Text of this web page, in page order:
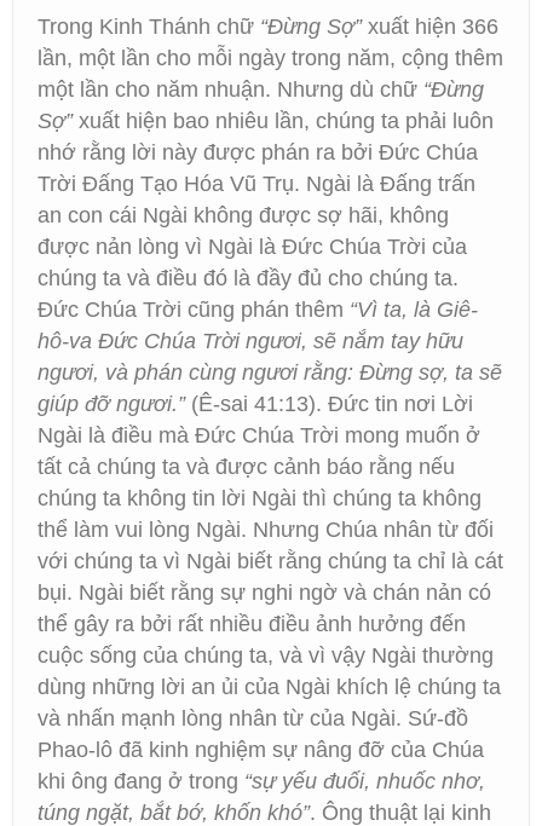
Trong Kinh Thánh chữ “Đừng Sợ”xuất hiện 366
lần, một lần cho mỗi ngày trong năm, cộng thêm
một lần cho năm nhuận. Nhưng dù chữ “Đừng
Sợ”xuất hiện bao nhiêu lần, chúng ta phải luôn
nhớ rằng lời này được phán ra bởi Đức Chúa
Trời Đấng Tạo Hóa Vũ Trụ. Ngài là Đấng trấn
an con cái Ngài không được sợ hãi, không
được nản lòng vì Ngài là Đức Chúa Trời của
chúng ta và điều đó là đầy đủ cho chúng ta.
Đức Chúa Trời cũng phán thêm “Vì ta, là Giê-
hô-va Đức Chúa Trời ngươi, sẽ nắm tay hữu
ngươi, và phán cùng ngươi rằng: Đừng sợ, ta sẽ
giúp đỡ ngươi.”(Ê-sai 41:13). Đức tin nơi Lời
Ngài là điều mà Đức Chúa Trời mong muốn ở
tất cả chúng ta và được cảnh báo rằng nếu
chúng ta không tin lời Ngài thì chúng ta không
thể làm vui lòng Ngài. Nhưng Chúa nhân từ đối
với chúng ta vì Ngài biết rằng chúng ta chỉ là cát
bụi. Ngài biết rằng sự nghi ngờ và chán nản có
thể gây ra bởi rất nhiều điều ảnh hưởng đến
cuộc sống của chúng ta, và vì vậy Ngài thường
dùng những lời an ủi của Ngài khích lệ chúng ta
và nhấn mạnh lòng nhân từ của Ngài. Sứ-đồ
Phao-lô đã kinh nghiệm sự nâng đỡ của Chúa
khi ông đang ở trong “sự yếu đuối, nhuốc nhơ,
túng ngặt, bắt bớ, khốn khó”. Ông thuật lại kinh